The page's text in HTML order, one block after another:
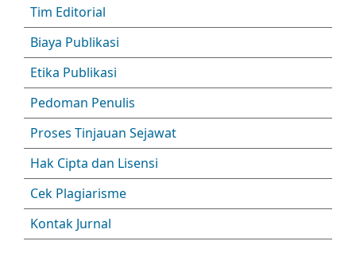
Tim Editorial
Biaya Publikasi
Etika Publikasi
Pedoman Penulis
Proses Tinjauan Sejawat
Hak Cipta dan Lisensi
Cek Plagiarisme
Kontak Jurnal